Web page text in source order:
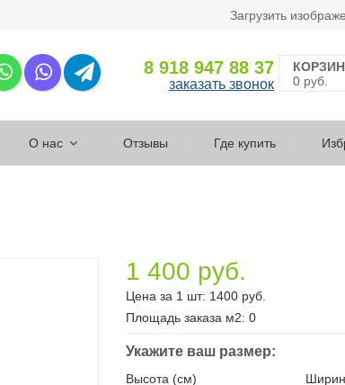
Загрузить
8 918 947 88 37
заказать звонок
0 руб.
О нас Отзывы Где купить
1 400 руб.
Цена за 1 шт: 1400 руб.
Площадь заказа м2: 0
Укажите ваш размер:
Высота (см)